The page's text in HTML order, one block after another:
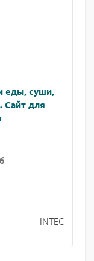
еды, суши,
Сайт для
INTEC